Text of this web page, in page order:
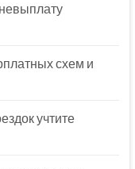
схем и
учтите